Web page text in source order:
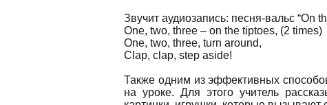
Звучит аудиозапись: песня-вальс “On
One, two, three – on the tiptoes, (2 times)
One, two, three, turn around,
Clap, clap, step aside!
Также одним из эффективных
на уроке. Для этого учитель